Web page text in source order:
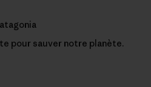
pour sauver notre planète.